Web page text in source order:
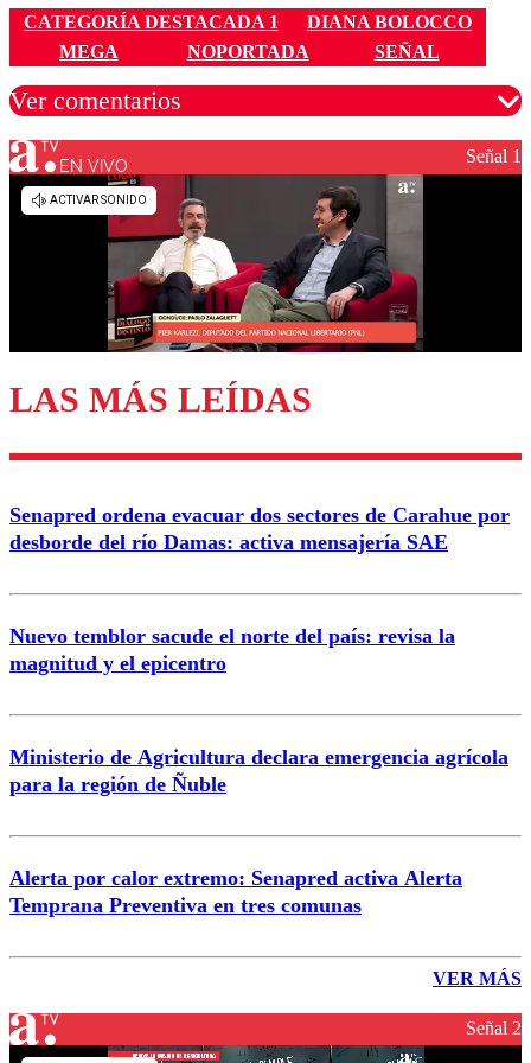
CATEGORÍA DESTACADA 1
DIANA BOLOCCO
MEGA
NOPORTADA SEÑAL
Ver comentarios
Los comentarios son moderados para garantizar un
diálogo respetuoso.
Enviar comentario
EN VIVO Señal 1
LAS MÁS LEÍDAS
Senapred ordena evacuar dos sectores de Carahue por
desborde del río Damas: activa mensajería SAE
Nuevo temblor sacude el norte del país: revisa la
magnitud y el epicentro
Ministerio de Agricultura declara emergencia agrícola
para la región de Ñuble
Alerta por calor extremo: Senapred activa Alerta
Temprana Preventiva en tres comunas
VER MÁS
Señal 2